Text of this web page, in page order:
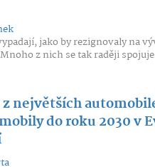
jako by rezignovaly na
z nich se tak raději
největších
do roku 2030 v